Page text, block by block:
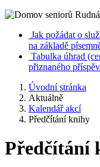
Jak požádat o
na základě
Tabulka úhrad
přiznaného
Úvodní stránka
Aktuálně
Kalendář akcí
Předčítání knihy
Předčítání